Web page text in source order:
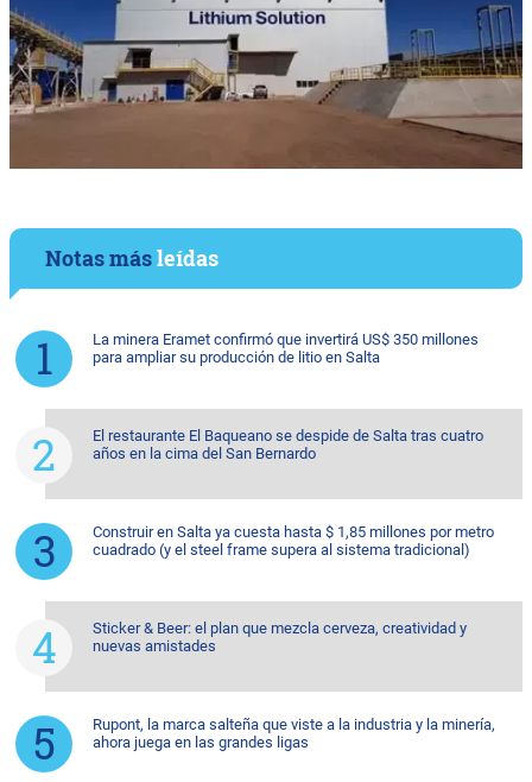
Notas másleídas
La minera Eramet confirmó que invertirá US$ 350 millones
para ampliar su producción de litio en Salta
El restaurante El Baqueano se despide de Salta tras cuatro
años en la cima del San Bernardo
Construir en Salta ya cuesta hasta $ 1,85 millones por metro
cuadrado (y el steel frame supera al sistema tradicional)
Sticker & Beer: el plan que mezcla cerveza, creatividad y
nuevas amistades
Rupont, la marca salteña que viste a la industria y la minería,
ahora juega en las grandes ligas